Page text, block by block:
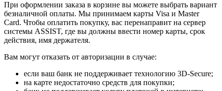
При оформлении заказа в корзине вы можете выбрать вариант
безналичной оплаты. Мы принимаем карты Visa и Master
Card. Чтобы оплатить покупку, вас перенаправит на сервер
системы ASSIST, где вы должны ввести номер карты, срок
действия, имя держателя.
Вам могут отказать от авторизации в случае:
если ваш банк не поддерживает технологию 3D-Secure;
на карте недостаточно средств для покупки;